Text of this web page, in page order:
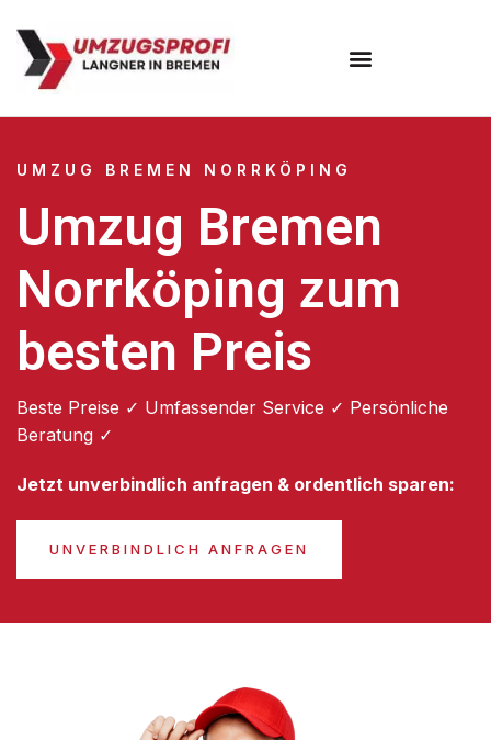
UMZUG BREMEN NORRKÖPING
Umzug Bremen
Norrköping zum
besten Preis
Beste Preise ✓ Umfassender Service ✓ Persönliche
Beratung ✓
Jetzt unverbindlich anfragen & ordentlich sparen:
UNVERBINDLICH ANFRAGEN